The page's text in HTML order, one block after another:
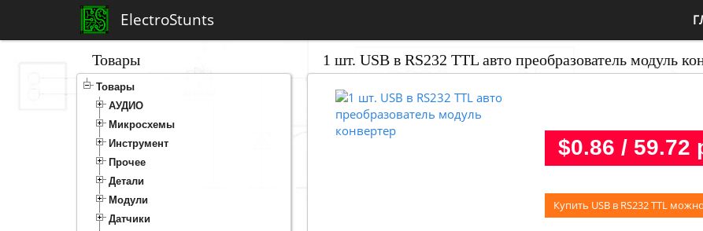
ElectroStunts
Товары
Товары
АУДИО
Микросхемы
Инструмент
Прочее
Детали
Модули
Датчики
1 шт. USB в RS232 TTL авто преобразователь модуль
$0.86 / 59.72
Купить USB в RS232 TTL